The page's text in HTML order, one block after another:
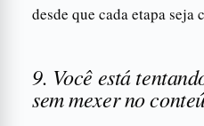
desde que cada etapa seja
9. Você está
sem mexer no